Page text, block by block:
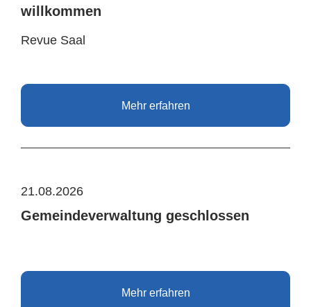
willkommen
Revue Saal
Mehr erfahren
21.08.2026
Gemeindeverwaltung geschlossen
Mehr erfahren